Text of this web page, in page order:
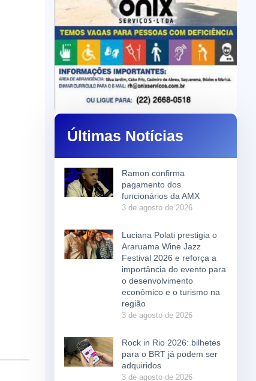
Últimas Notícias
Ramon confirma
pagamento dos
funcionários da AMX
3 de agosto de 2026
Luciana Polati prestigia o
Araruama Wine Jazz
Festival 2026 e reforça a
importância do evento para
o desenvolvimento
econômico e o turismo na
região
3 de agosto de 2026
Rock in Rio 2026: bilhetes
para o BRT já podem ser
adquiridos
3 de agosto de 2026